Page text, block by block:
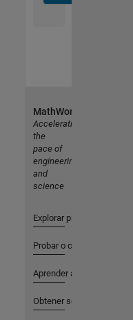
MathWorks
Accelerating
the
pace of
engineering
and
science
Explorar productos
Probar o comprar
Aprender a utilizar
Obtener soporte